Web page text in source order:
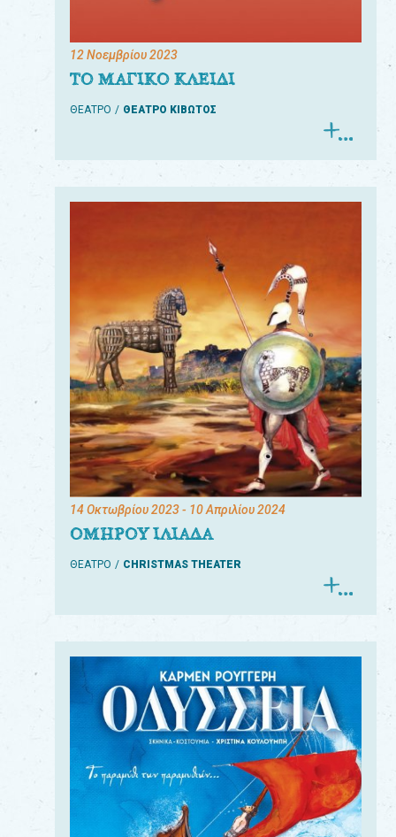
12 Νοεμβρίου 2023
ΤΟ ΜΑΓΙΚΟ ΚΛΕΙΔΙ
ΘΕΑΤΡΟ ΘΕΑΤΡΟ ΚΙΒΩΤΟΣ
14 Οκτωβρίου 2023- 10 Απριλίου 2024
ΟΜΗΡΟΥ ΙΛΙΑΔΑ
ΘΕΑΤΡΟ CHRISTMAS THEATER